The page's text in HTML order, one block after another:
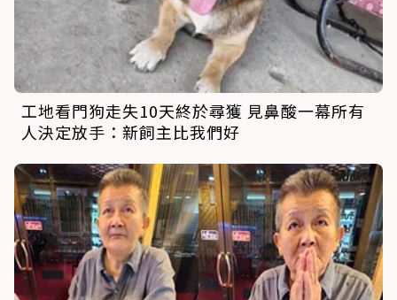
工地看門狗走失10天終於尋獲 見鼻酸一幕所有
人決定放手：新飼主比我們好